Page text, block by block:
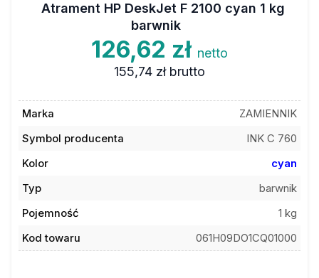
Atrament HP DeskJet F 2100 cyan 1 kg
barwnik
126,62 zł netto
155,74 zł brutto
Marka
ZAMIENNIK
Symbol producenta
INK C 760
Kolor
cyan
Typ
barwnik
Pojemność
1 kg
Kod towaru
061H09DO1CQ01000